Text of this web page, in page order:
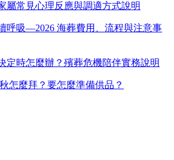
屬常見心理反應與調適方式說明
呼吸—2026 海葬費用、流程與注意事
定時怎麼辦？殯葬危機陪伴實務說明
怎麼拜？要怎麼準備供品？